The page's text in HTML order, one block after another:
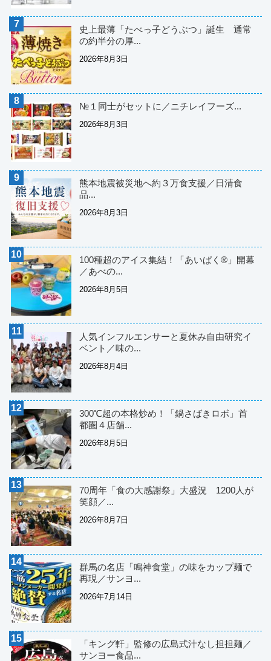
史上最薄「たべっ子どうぶつ」誕生 通常
の約半分の厚...
2026年8月3日
№１同士がセットに／ニチレイフーズ...
2026年8月3日
熊本地震被災地へ約３万食支援／日清食
品...
2026年8月3日
100種超のアイス集結！「あいぱく®」開幕
／あべの...
2026年8月5日
人気インフルエンサーと夏休み自由研究イ
ベント／味の...
2026年8月4日
300℃超の本格炒め！「鍋さばきロボ」首
都圏４店舗...
2026年8月5日
70周年「食の大感謝祭」大盛況 1200人が
笑顔／...
2026年8月7日
群馬の名店「鳴神食堂」の味をカップ麺で
再現／サンヨ...
2026年7月14日
「キング軒」監修の広島式汁なし担担麺／
サンヨー食品...